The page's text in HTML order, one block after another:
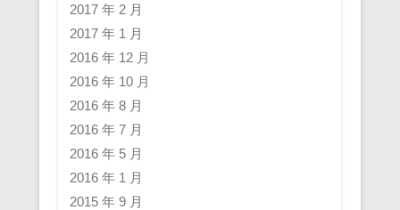
2017 年 2 月
2017 年 1 月
2016 年 12 月
2016 年 10 月
2016 年 8 月
2016 年 7 月
2016 年 5 月
2016 年 1 月
2015 年 9 月